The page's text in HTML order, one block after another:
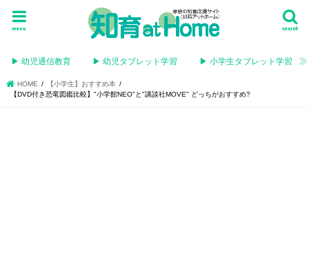
search
menu
▶︎ 幼児通信教育 ▶︎ 幼児タブレット学習 ▶︎ 小学生タブレット学習
HOME
【小学生】おすすめ本
【DVD付き恐竜図鑑比較】"小学館NEO"と"講談社MOVE" どっちがおすすめ?